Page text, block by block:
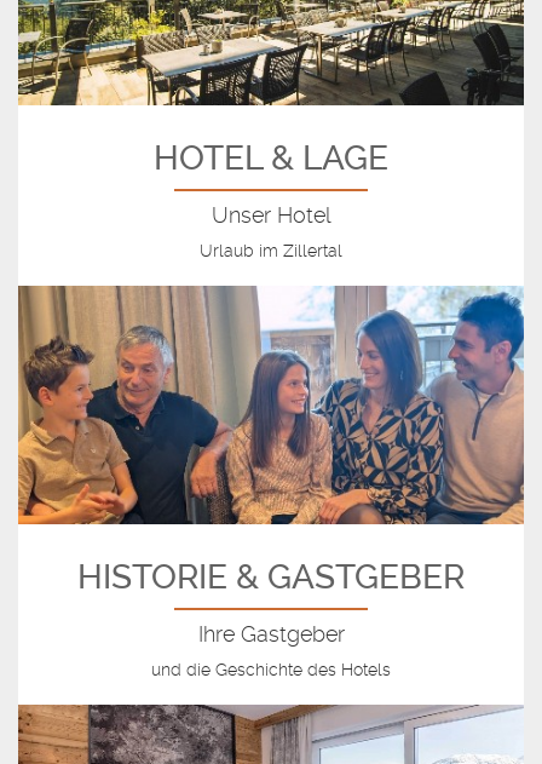
HOTEL & LAGE
Unser Hotel
Urlaub im Zillertal
HISTORIE & GASTGEBER
Ihre Gastgeber
und die Geschichte des Hotels